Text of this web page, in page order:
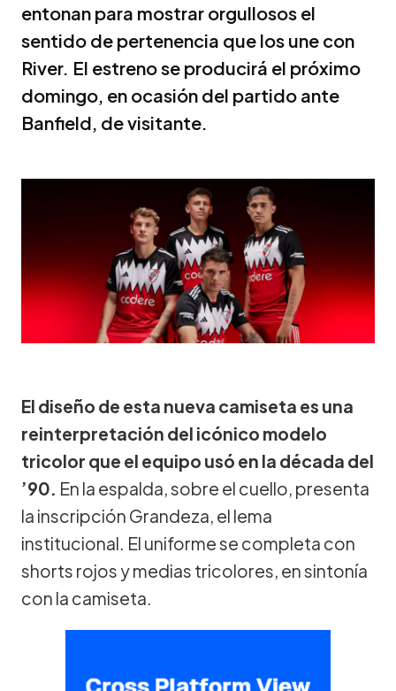
entonan para mostrar orgullosos el
sentido de pertenencia que los une con
River. El estreno se producirá el próximo
domingo, en ocasión del partido ante
Banfield, de visitante.
El diseño de esta nueva camiseta es una
reinterpretación del icónico modelo
tricolor que el equipo usó en la década del
’90. En la espalda, sobre el cuello, presenta
la inscripción Grandeza, el lema
institucional. El uniforme se completa con
shorts rojos y medias tricolores, en sintonía
con la camiseta.